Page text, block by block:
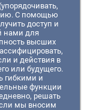
С помощью
доступ и
нами для
высших
и действия в
или будущего.
гибкими и
функции
решать
мы вносим